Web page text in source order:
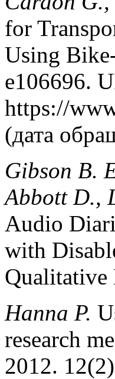
for
Using
e106696.
https://
(дата
Gibson B.
Abbott D.,
Audio
with
Qualitative
Hanna P.
research
2012.